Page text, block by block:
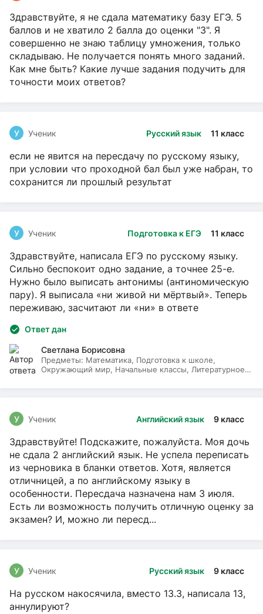
Здравствуйте, я не сдала математику базу ЕГЭ. 5
баллов и не хватило 2 балла до оценки "3". Я
совершенно не знаю таблицу умножения, только
складываю. Не получается понять много заданий.
Как мне быть? Какие лучше задания подучить для
точности моих ответов?
Русский язык 11 класс
У Ученик
если не явится на пересдачу по русскому языку,
при условии что проходной бал был уже набран, то
сохранится ли прошлый результат
Подготовка к ЕГЭ 11 класс
У Ученик
Здравствуйте, написала ЕГЭ по русскому языку.
Сильно беспокоит одно задание, а точнее 25-е.
Нужно было выписать антонимы (антиномическую
пару). Я выписала «ни живой ни мёртвый». Теперь
переживаю, засчитают ли «ни» в ответе
Ответ дан
Светлана Борисовна
Предметы: Математика, Подготовка к школе,
Окружающий мир, Начальные классы, Литературное
Английский язык 9 класс
У Ученик
Здравствуйте! Подскажите, пожалуйста. Моя дочь
не сдала 2 английский язык. Не успела переписать
из черновика в бланки ответов. Хотя, является
отличницей, а по английскому языку в
особенности. Пересдача назначена нам 3 июля.
Есть ли возможность получить отличную оценку за
экзамен? И, можно ли пересд...
Русский язык 9 класс
У Ученик
На русском накосячила, вместо 13.3, написала 13,
аннулируют?